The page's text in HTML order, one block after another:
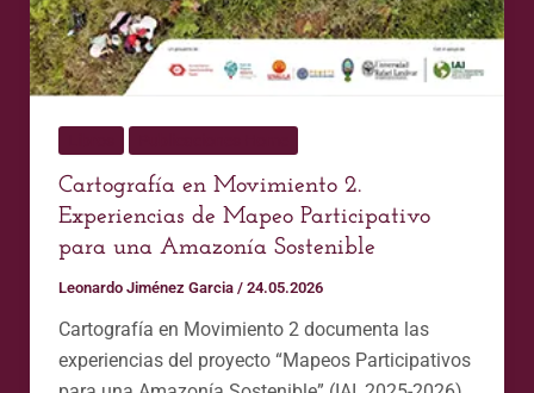
Cartografía en Movimiento 2.
Experiencias de Mapeo Participativo
para una Amazonía Sostenible
Leonardo Jiménez Garcia / 24.05.2026
Cartografía en Movimiento 2 documenta las
experiencias del proyecto “Mapeos Participativos
una
Amazonía
Sostenible